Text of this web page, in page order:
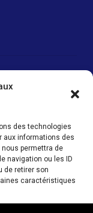
des technologies
aux informations des
permettra de
navigation ou les ID
de retirer son
caractéristiques